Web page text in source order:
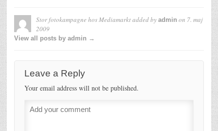
Stor fotokampagne hos Mediamarktadded by admin on 7. maj
2009
View all posts by admin →
Leave a Reply
Your email address will not be published.